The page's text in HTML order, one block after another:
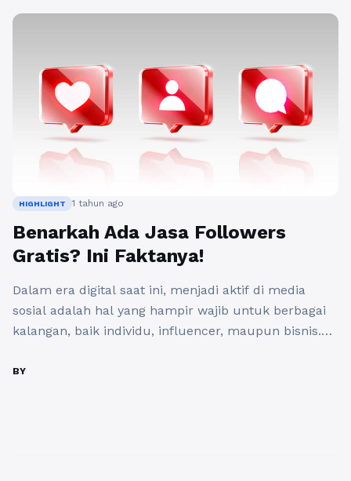
HIGHLIGHT 1 tahun ago
Benarkah Ada Jasa Followers
Gratis? Ini Faktanya!
Dalam era digital saat ini, menjadi aktif di media
sosial adalah hal yang hampir wajib untuk berbagai
kalangan, baik individu, influencer, maupun bisnis.
menilai popularitas adalah jumlah followers. Dengan
BY